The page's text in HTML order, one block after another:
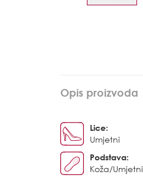
Opis proizvoda
Lice:
Umjetni
Podstava:
Koža/Umjetni